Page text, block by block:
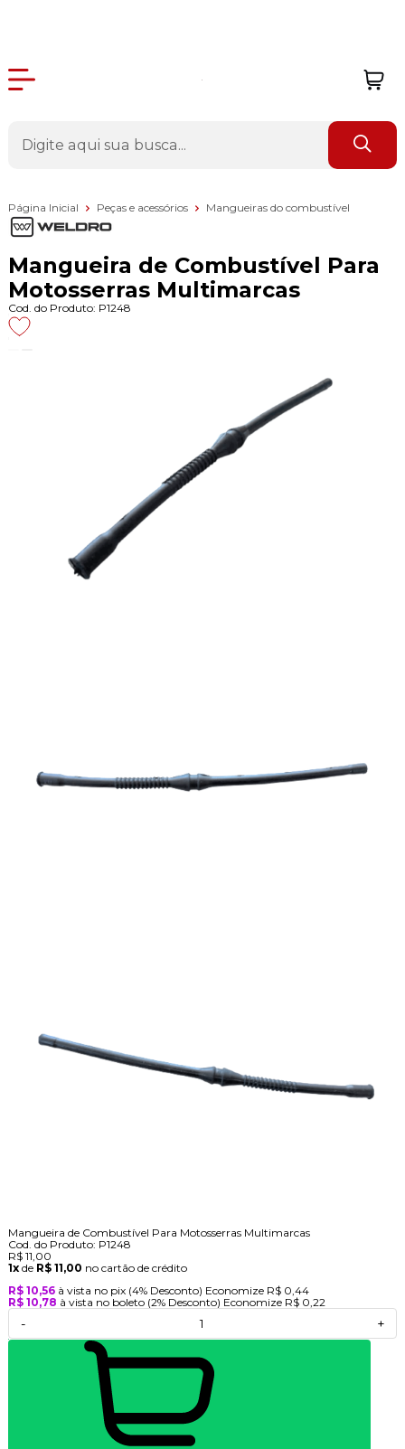
Página Inicial Peças e acessórios Mangueiras do combustível
Mangueira de Combustível Para
Motosserras Multimarcas
Cod. do Produto: P1248
Mangueira de Combustível Para Motosserras Multimarcas
Cod. do Produto: P1248
R$ 11,00
1xde R$ 11,00 no cartão de crédito
R$ 10,56 à vista no pix (4% Desconto) Economize R$ 0,44
R$ 10,78 à vista no boleto (2% Desconto) Economize R$ 0,22
- +